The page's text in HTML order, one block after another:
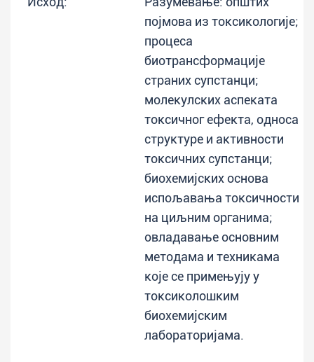
појмова из токсикологије;
процеса
биотрансформације
страних супстанци;
молекулских аспеката
токсичног ефекта, односа
структуре и активности
токсичних супстанци;
биохемијских основа
испољавања токсичности
на циљним органима;
овладавање основним
методама и техникама
које се примењују у
токсиколошким
биохемијским
лабораторијама.